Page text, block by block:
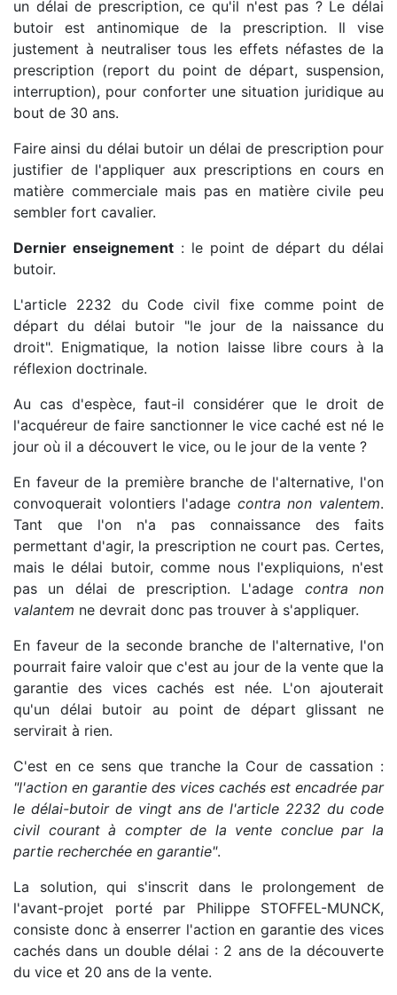
un délai de prescription, ce qu'il n'est pas ? Le délai
butoir est antinomique de la prescription. Il vise
justement à neutraliser tous les effets néfastes de la
prescription (report du point de départ, suspension,
interruption), pour conforter une situation juridique au
bout de 30 ans.
Faire ainsi du délai butoir un délai de prescription pour
justifier de l'appliquer aux prescriptions en cours en
matière commerciale mais pas en matière civile peu
sembler fort cavalier.
Dernier enseignement : le point de départ du délai
butoir.
L'article 2232 du Code civil fixe comme point de
départ du délai butoir "le jour de la naissance du
droit". Enigmatique, la notion laisse libre cours à la
réflexion doctrinale.
Au cas d'espèce, faut-il considérer que le droit de
l'acquéreur de faire sanctionner le vice caché est né le
jour où il a découvert le vice, ou le jour de la vente ?
En faveur de la première branche de l'alternative, l'on
convoquerait volontiers l'adage contra non valentem.
Tant que l'on n'a pas connaissance des faits
permettant d'agir, la prescription ne court pas. Certes,
mais le délai butoir, comme nous l'expliquions, n'est
pas un délai de prescription. L'adage contra non
valantem ne devrait donc pas trouver à s'appliquer.
En faveur de la seconde branche de l'alternative, l'on
pourrait faire valoir que c'est au jour de la vente que la
garantie des vices cachés est née. L'on ajouterait
qu'un délai butoir au point de départ glissant ne
servirait à rien.
C'est en ce sens que tranche la Cour de cassation :
"l'action en garantie des vices cachés est encadrée par
le délai-butoir de vingt ans de l'article 2232 du code
civil courant à compter de la vente conclue par la
partie recherchée en garantie".
La solution, qui s'inscrit dans le prolongement de
l'avant-projet porté par Philippe STOFFEL-MUNCK,
consiste donc à enserrer l'action en garantie des vices
cachés dans un double délai : 2 ans de la découverte
du vice et 20 ans de la vente.